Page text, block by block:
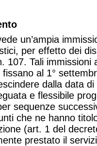
un’ampia
per effetto dei
107. Tali immissioni
al 1°
dalla data
e flessibile
sequenze
che ne hanno
(art. 1 del
prestato il